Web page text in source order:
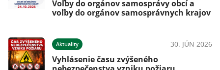
Voľby do orgánov samosprávy obcí a
voľby do orgánov samosprávnych krajov
Aktuality 30. JÚN 2026
Vyhlásenie času zvýšeného